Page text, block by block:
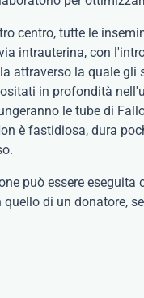
centro, tutte le
intrauterina, con
attraverso la quale gli
in profondità
le tube di
è fastidiosa, dura
può essere eseguita
quello di un donatore,